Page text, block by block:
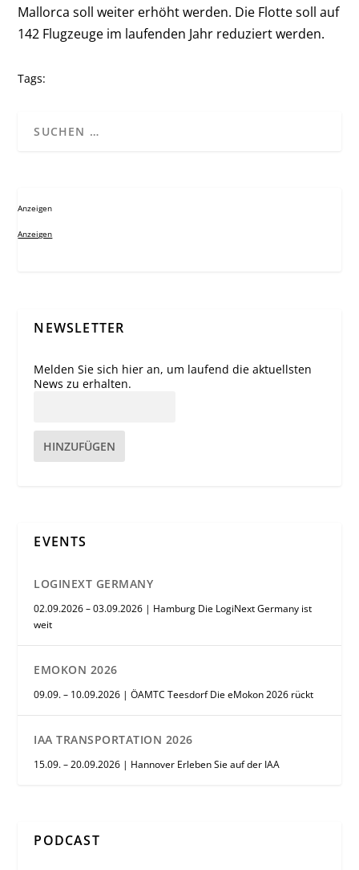
Mallorca soll weiter erhöht werden. Die Flotte soll auf
142 Flugzeuge im laufenden Jahr reduziert werden.
Tags:
Anzeigen
Anzeigen
NEWSLETTER
Melden Sie sich hier an, um laufend die aktuellsten
News zu erhalten.
HINZUFÜGEN
EVENTS
LOGINEXT GERMANY
02.09.2026 – 03.09.2026 | Hamburg Die LogiNext Germany ist
weit
EMOKON 2026
09.09. – 10.09.2026 | ÖAMTC Teesdorf Die eMokon 2026 rückt
IAA TRANSPORTATION 2026
15.09. – 20.09.2026 | Hannover Erleben Sie auf der IAA
PODCAST